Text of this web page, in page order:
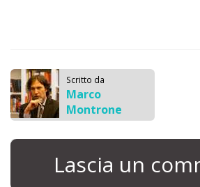
Scritto da
Marco
Montrone
Lascia un